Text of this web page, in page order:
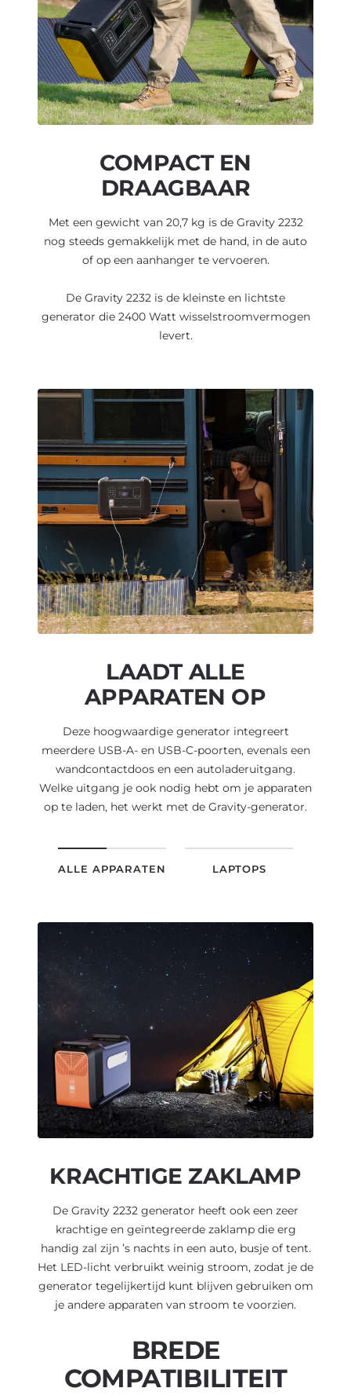
COMPACT EN
DRAAGBAAR
Met een gewicht van 20,7 kg is de Gravity 2232
nog steeds gemakkelijk met de hand, in de auto
of op een aanhanger te vervoeren.
De Gravity 2232 is de kleinste en lichtste
generator die 2400 Watt wisselstroomvermogen
levert.
LAADT ALLE
APPARATEN OP
Deze hoogwaardige generator integreert
meerdere USB-A- en USB-C-poorten, evenals een
wandcontactdoos en een autoladeruitgang.
Welke uitgang je ook nodig hebt om je apparaten
op te laden, het werkt met de Gravity-generator.
ALLE APPARATEN LAPTOPS
KRACHTIGE ZAKLAMP
De Gravity 2232 generator heeft ook een zeer
krachtige en geïntegreerde zaklamp die erg
handig zal zijn ’s nachts in een auto, busje of tent.
Het LED-licht verbruikt weinig stroom, zodat je de
generator tegelijkertijd kunt blijven gebruiken om
je andere apparaten van stroom te voorzien.
BREDE
COMPATIBILITEIT